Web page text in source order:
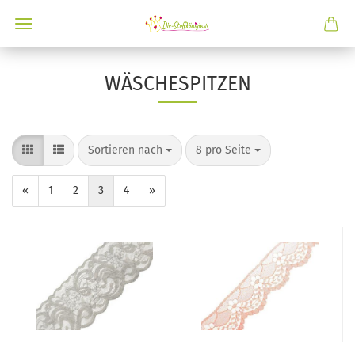
WÄSCHESPITZEN
Sortieren nach 8 pro Seite
« 1 2 3 4 »